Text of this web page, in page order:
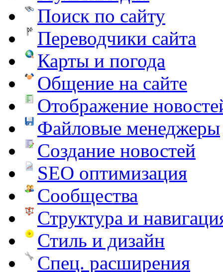
Поиск по сайту
Переводчики сайта
Карты и погода
Общение на сайте
Отображение
Файловые менеджеры
Создание новостей
SEO оптимизация
Сообщества
Структура и
Стиль и дизайн
Спец. расширения